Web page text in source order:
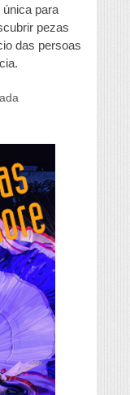
única para
pezas
das persoas